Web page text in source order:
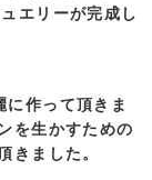
エリーが完成し
に作って頂きま
を生かすための
きました。